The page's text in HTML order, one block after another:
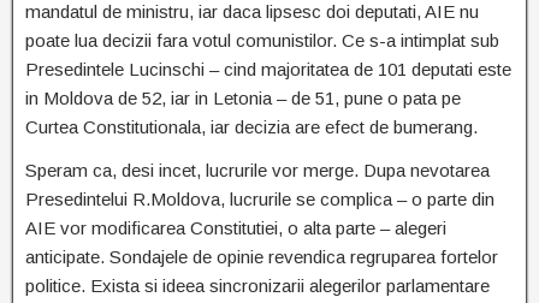
mandatul de ministru, iar daca lipsesc doi deputati, AIE nu
poate lua decizii fara votul comunistilor. Ce s-a intimplat sub
Presedintele Lucinschi – cind majoritatea de 101 deputati este
in Moldova de 52, iar in Letonia – de 51, pune o pata pe
Curtea Constitutionala, iar decizia are efect de bumerang.
Speram ca, desi incet, lucrurile vor merge. Dupa nevotarea
Presedintelui R.Moldova, lucrurile se complica – o parte din
AIE vor modificarea Constitutiei, o alta parte – alegeri
anticipate. Sondajele de opinie revendica regruparea fortelor
politice. Exista si ideea sincronizarii alegerilor parlamentare